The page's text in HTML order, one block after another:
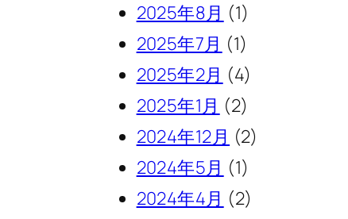
2025年8月 (1)
2025年7月 (1)
2025年2月 (4)
2025年1月 (2)
2024年12月 (2)
2024年5月 (1)
2024年4月 (2)